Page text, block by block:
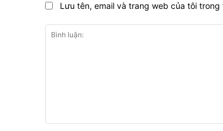
Lưu tên, email và trang web của tôi